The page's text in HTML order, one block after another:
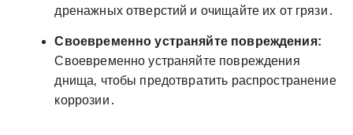
дренажных отверстий и очищайте их от грязи․
Своевременно устраняйте повреждения:
Своевременно устраняйте повреждения
днища‚ чтобы предотвратить распространение
коррозии․